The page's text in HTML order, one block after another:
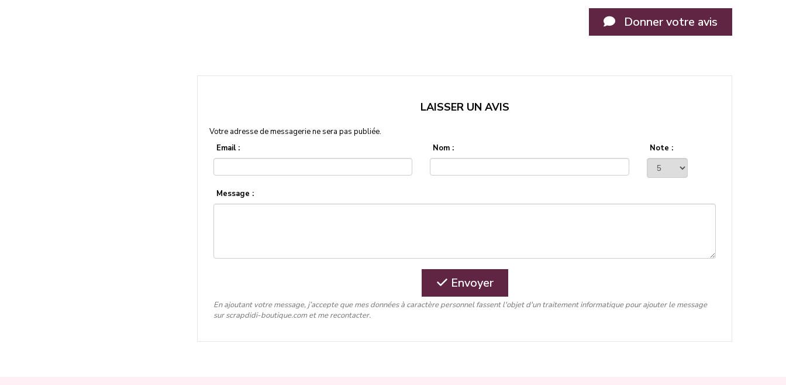
Donner votre avis
LAISSER UN AVIS
Votre adresse de messagerie ne sera pas publiée.
Email :
Nom : Note :
Message :
Envoyer
En ajoutant votre message, j’accepte que mes données à caractère personnel fassent l'objet d'un traitement informatique pour ajouter le message
sur scrapdidi-boutique.com et me recontacter.